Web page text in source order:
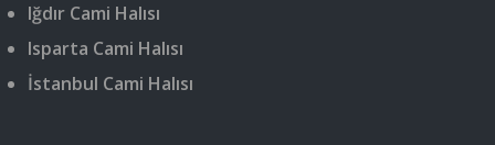
Iğdır Cami Halısı
Isparta Cami Halısı
İstanbul Cami Halısı